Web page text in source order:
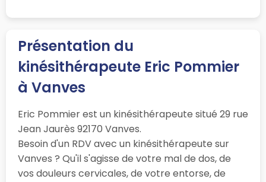
Présentation du
kinésithérapeute Eric Pommier
à Vanves
Eric Pommier est un kinésithérapeute situé 29 rue
Jean Jaurès 92170 Vanves.
Besoin d'un RDV avec un kinésithérapeute sur
Vanves ? Qu'il s'agisse de votre mal de dos, de
vos douleurs cervicales, de votre entorse, de